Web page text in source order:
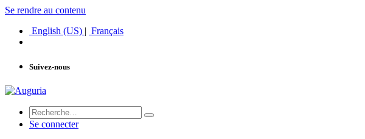
Se rendre au contenu
English (US) | Français
Suivez-nous
Se connecter